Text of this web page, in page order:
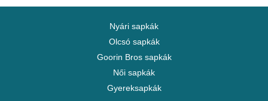
Nyári sapkák
Olcsó sapkák
Goorin Bros sapkák
Női sapkák
Gyereksapkák